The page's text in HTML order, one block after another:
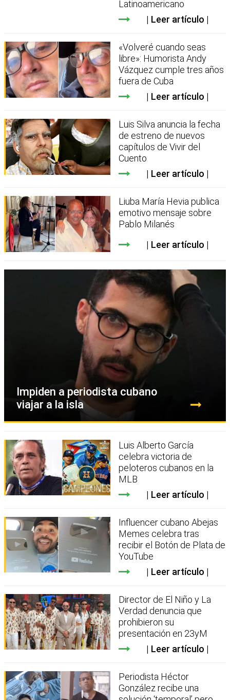
Latinoamericano
Leer artículo
«Volveré cuando seas
libre»: Humorista Andy
Vázquez cumple tres años
fuera de Cuba
Leer artículo
Luis Silva anuncia la fecha
de estreno de nuevos
capítulos de Vivir del
Cuento
Leer artículo
Liuba María Hevia publica
emotivo mensaje sobre
Pablo Milanés
Leer artículo
Impiden a periodista cubano
viajar a la isla
Luis Alberto García
celebra victoria de
peloteros cubanos en la
MLB
Leer artículo
Influencer cubano Abejas
Memes celebra tras
recibir el Botón de Plata de
YouTube
Leer artículo
Director de El Niño y La
Verdad denuncia que
prohibieron su
presentación en 23yM
Leer artículo
Periodista Héctor
González recibe una